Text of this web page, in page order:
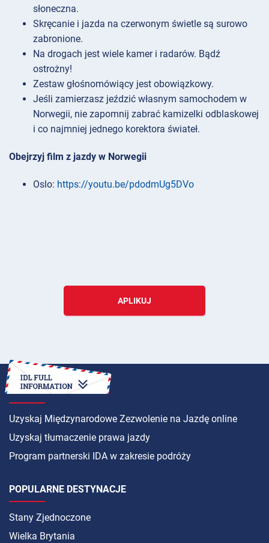
słoneczna.
Skręcanie i jazda na czerwonym świetle są surowo
zabronione.
Na drogach jest wiele kamer i radarów. Bądź
ostrożny!
Zestaw głośnomówiący jest obowiązkowy.
Jeśli zamierzasz jeździć własnym samochodem w
Norwegii, nie zapomnij zabrać kamizelki odblaskowej
i co najmniej jednego korektora świateł.
Obejrzyj film z jazdy w Norwegii
Oslo: https://youtu.be/pdodmUg5DVo
APLIKUJ
INSTRUKCJA
Uzyskaj Międzynarodowe Zezwolenie na Jazdę online
Uzyskaj tłumaczenie prawa jazdy
Program partnerski IDA w zakresie podróży
POPULARNE DESTYNACJE
Stany Zjednoczone
Wielka Brytania